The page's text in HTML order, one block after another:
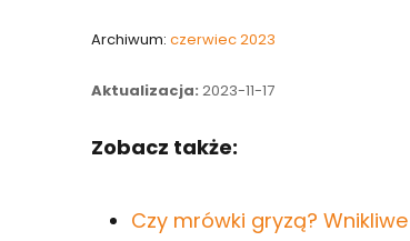
Archiwum: czerwiec 2023
Aktualizacja: 2023-11-17
Zobacz także:
Czy mrówki gryzą?